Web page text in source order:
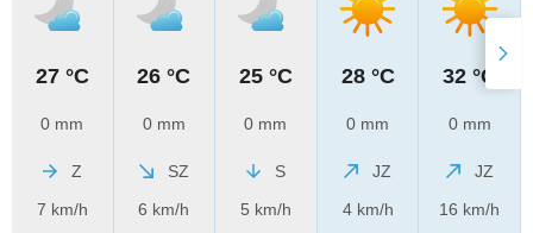
27 °C
0 mm
Z
7 km/h
26 °C
0 mm
SZ
6 km/h
25 °C
0 mm
S
5 km/h
28 °C
0 mm
JZ
4 km/h
32 °C
0 mm
JZ
16 km/h